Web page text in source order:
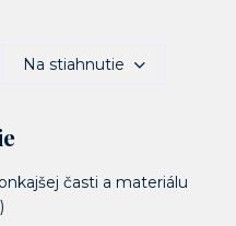
Na stiahnutie
časti a materiálu